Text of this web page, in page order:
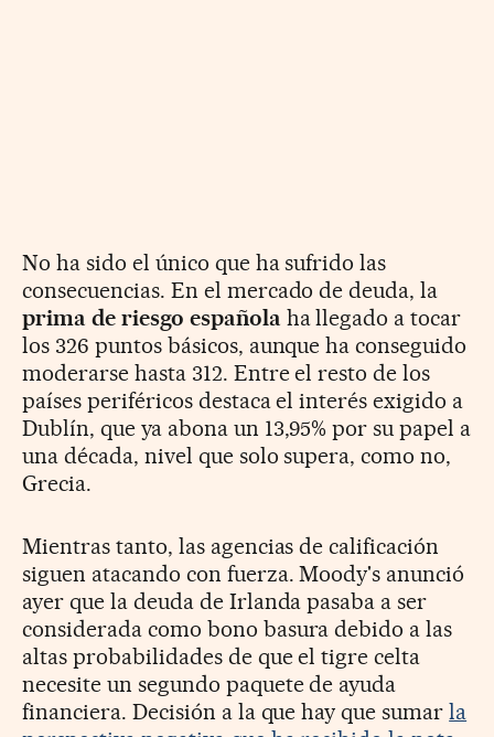
No ha sido el único que ha sufrido las
consecuencias. En el mercado de deuda, la
prima de riesgo española ha llegado a tocar
los 326 puntos básicos, aunque ha conseguido
moderarse hasta 312. Entre el resto de los
países periféricos destaca el interés exigido a
Dublín, que ya abona un 13,95% por su papel a
una década, nivel que solo supera, como no,
Grecia.
Mientras tanto, las agencias de calificación
siguen atacando con fuerza. Moody's anunció
ayer que la deuda de Irlanda pasaba a ser
considerada como bono basura debido a las
altas probabilidades de que el tigre celta
necesite un segundo paquete de ayuda
financiera. Decisión a la que hay que sumarla